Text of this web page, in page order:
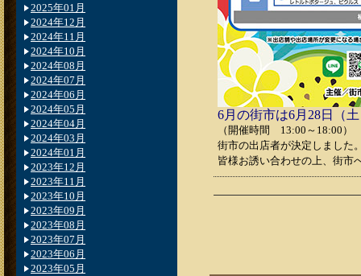
6月の街市は6月28日（
（開催時間 13:00～18:00）
街市の出店者が決定しました
皆様お誘い合わせの上、街市
2025年01月
2024年12月
2024年11月
2024年10月
2024年08月
2024年07月
2024年06月
2024年05月
2024年04月
2024年03月
2024年01月
2023年12月
2023年11月
2023年10月
2023年09月
2023年08月
2023年07月
2023年06月
2023年05月